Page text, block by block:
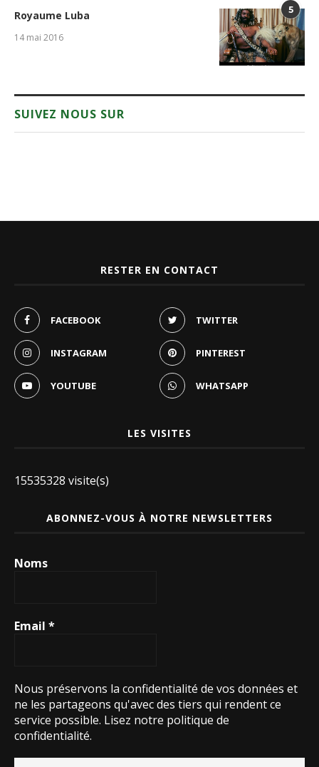
5
Royaume Luba
14 mai 2016
SUIVEZ NOUS SUR
RESTER EN CONTACT
FACEBOOK TWITTER
INSTAGRAM PINTEREST
YOUTUBE WHATSAPP
LES VISITES
15535328 visite(s)
ABONNEZ-VOUS À NOTRE NEWSLETTERS
Noms
Email *
Nous préservons la confidentialité de vos données et
ne les partageons qu'avec des tiers qui rendent ce
service possible. Lisez notre politique de
confidentialité.